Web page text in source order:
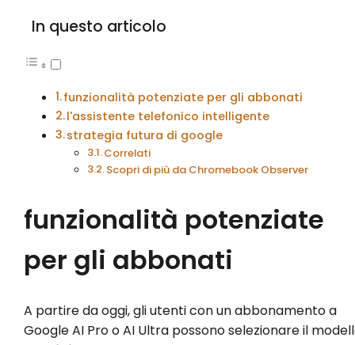
In questo articolo
funzionalità potenziate per gli abbonati
l'assistente telefonico intelligente
strategia futura di google
Correlati
Scopri di più da Chromebook Observer
funzionalità potenziate
per gli abbonati
A partire da oggi, gli utenti con un abbonamento a
Google AI Pro o AI Ultra possono selezionare il